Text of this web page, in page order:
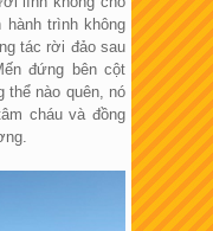
trình không
tác rời đảo sau
đứng bên cột
thể nào quên, nó
cháu và đồng